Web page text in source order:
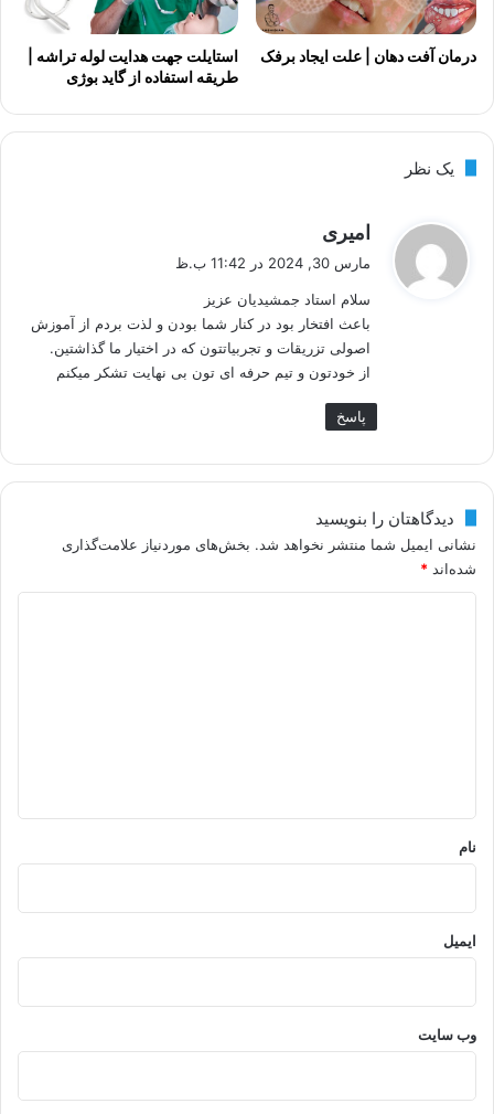
درمان آفت دهان | علت ایجاد برفک
استایلت جهت هدایت لوله تراشه |
طریقه استفاده از گاید بوژی
یک نظر
امیری
:
مارس 30, 2024 در 11:42 ب.ظ
سلام استاد جمشیدیان عزیز
باعث افتخار بود در کنار شما بودن و لذت بردم از آموزش
اصولی تزریقات و تجربیاتتون که در اختیار ما گذاشتین.
از خودتون و تیم حرفه ای تون بی نهایت تشکر میکنم
پاسخ
دیدگاهتان را بنویسید
نشانی ایمیل شما منتشر نخواهد شد. بخش‌های موردنیاز علامت‌گذاری
شده‌اند *
نام
ایمیل
وب‌ سایت